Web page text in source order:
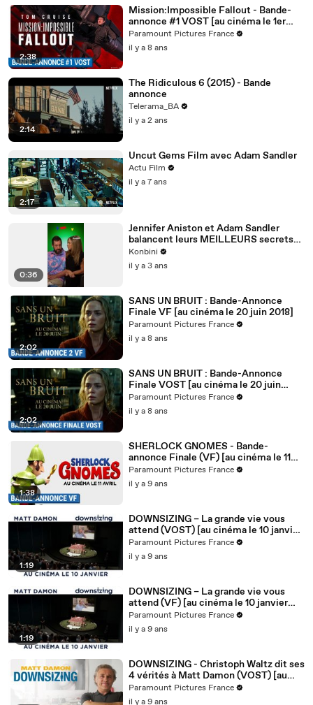
2:38
Mission:Impossible Fallout - Bande-
annonce #1 VOST [au cinéma le 1er
Août 2018]
Paramount Pictures France
il y a 8 ans
2:14
The Ridiculous 6 (2015) - Bande
annonce
Telerama_BA
il y a 2 ans
2:17
Uncut Gems Film avec Adam Sandler
Actu Film
il y a 7 ans
0:36
Jennifer Aniston et Adam Sandler
balancent leurs MEILLEURS secrets
de tournage
Konbini
il y a 3 ans
2:02
SANS UN BRUIT : Bande-Annonce
Finale VF [au cinéma le 20 juin 2018]
Paramount Pictures France
il y a 8 ans
2:02
SANS UN BRUIT : Bande-Annonce
Finale VOST [au cinéma le 20 juin
2018]
Paramount Pictures France
il y a 8 ans
1:38
SHERLOCK GNOMES - Bande-
annonce Finale (VF) [au cinéma le 11
avril 2018]
Paramount Pictures France
il y a 9 ans
1:19
DOWNSIZING – La grande vie vous
attend (VOST) [au cinéma le 10 janvier
2018]
Paramount Pictures France
il y a 9 ans
1:19
DOWNSIZING – La grande vie vous
attend (VF) [au cinéma le 10 janvier
2018]
Paramount Pictures France
il y a 9 ans
DOWNSIZING - Christoph Waltz dit ses
4 vérités à Matt Damon (VOST) [au
cinéma le 10 janvier 2018]
Paramount Pictures France
il y a 9 ans